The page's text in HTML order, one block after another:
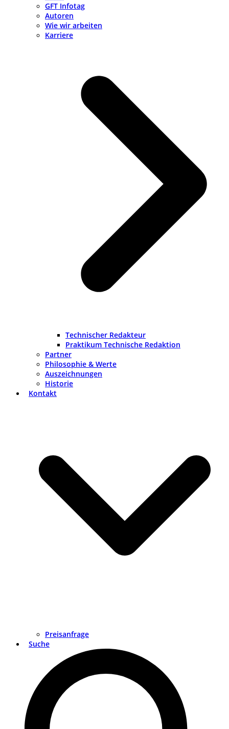
GFT Infotag
Autoren
Wie wir arbeiten
Karriere
Technischer Redakteur
Praktikum Technische Redaktion
Partner
Philosophie & Werte
Auszeichnungen
Historie
Kontakt
Preisanfrage
Suche